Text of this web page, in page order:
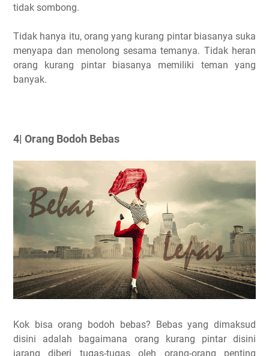
tidak sombong.
Tidak hanya itu, orang yang kurang pintar biasanya suka
menyapa dan menolong sesama temanya. Tidak heran
orang kurang pintar biasanya memiliki teman yang
banyak.
4| Orang Bodoh Bebas
Kok bisa orang bodoh bebas? Bebas yang dimaksud
disini adalah bagaimana orang kurang pintar disini
jarang diberi tugas-tugas oleh orang-orang penting